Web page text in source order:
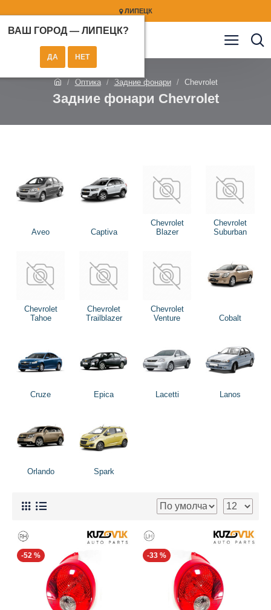
ЛИПЕЦК
ВАШ ГОРОД — ЛИПЕЦК?
Оптика Задние фонари Chevrolet
Задние фонари Chevrolet
Aveo Captiva
Chevrolet
Blazer
Chevrolet
Suburban
Chevrolet
Tahoe
Chevrolet
Trailblazer
Chevrolet
Venture
Cobalt
Cruze Epica Lacetti Lanos
Orlando Spark
-52 % -33 %